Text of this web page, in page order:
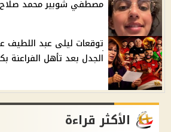
مصطفي شوبير محمد
توقعات ليلى عبد اللطيف
الجدل بعد تأهل الفراعنة
الأكثر قراءة